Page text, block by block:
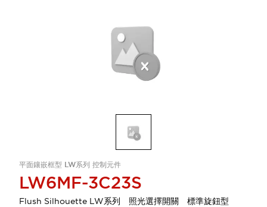
平面鑲嵌框型 LW系列 控制元件
LW6MF-3C23S
Flush Silhouette LW系列 照光選擇開關 標準旋鈕型